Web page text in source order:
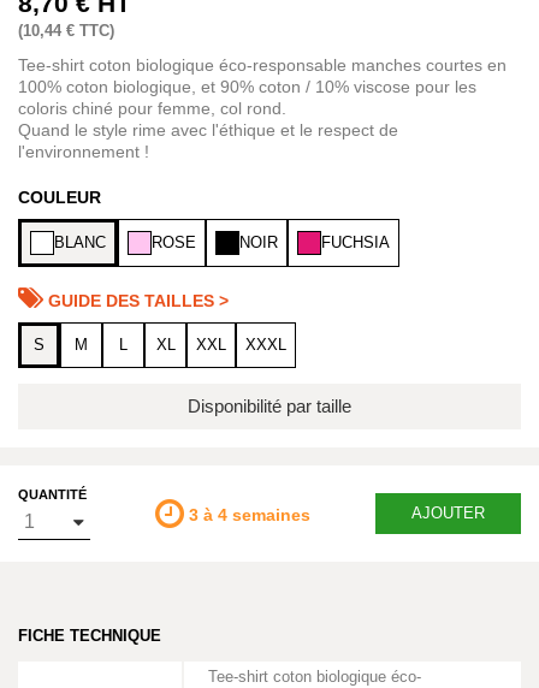
(10,44 € TTC)
Tee-shirt coton biologique éco-responsable manches courtes en
100% coton biologique, et 90% coton / 10% viscose pour les
coloris chiné pour femme, col rond.
Quand le style rime avec l'éthique et le respect de
l'environnement !
COULEUR
BLANC ROSE NOIR FUCHSIA
GUIDE DES TAILLES >
S M L XL XXL XXXL
Disponibilité par taille
QUANTITÉ
3 à 4 semaines AJOUTER
FICHE TECHNIQUE
Tee-shirt coton biologique éco-